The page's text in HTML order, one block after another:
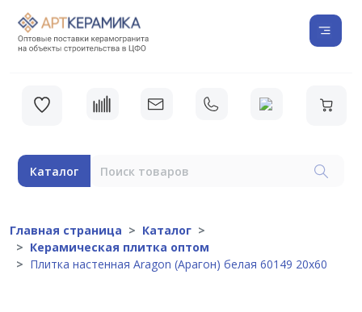
Каталог
Главная страница
Каталог
Керамическая плитка оптом
Плитка настенная Aragon (Арагон) белая 60149 20х60